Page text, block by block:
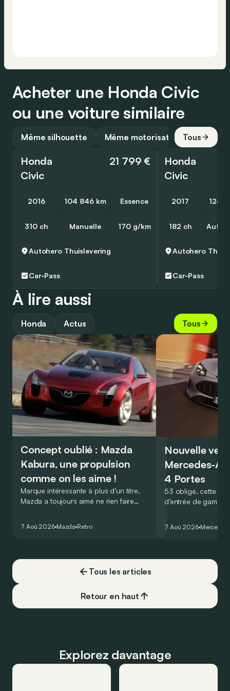
Acheter une Honda Civic
ou une voiture similaire
Même silhouette Même motorisation Tous
Honda
Civic
21 799 €
2016 104 846 km Essence
310 ch Manuelle 170 g/km
Autohero Thuislevering
Car-Pass
Honda
Civic
2017 126
182 ch
Autohero
Car-Pass
À lire aussi
Honda Actus Tous
Concept oublié : Mazda
Kabura, une propulsion
comme on les aime !
Marque intéressante à plus d’un titre,
Mazda a toujours aimé ne rien faire
de la plus belle des manières…
7 Aoû 2026 Mazda Retro
Nouvelle
Mercedes-
4 Portes
53 oblige, cette
d’entrée de
moins…
7 Aoû 2026 Mercedes
Tous les articles
Retour en haut
Explorez davantage